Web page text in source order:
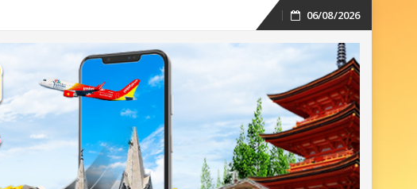
Skip
content
06/08/2026